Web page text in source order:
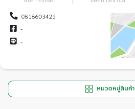
0818603425
-
-
หมวดหมู่สินค้า